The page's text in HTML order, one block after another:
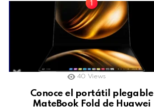
40 Views
Conoce el portátil plegable
MateBook Fold de Huawei